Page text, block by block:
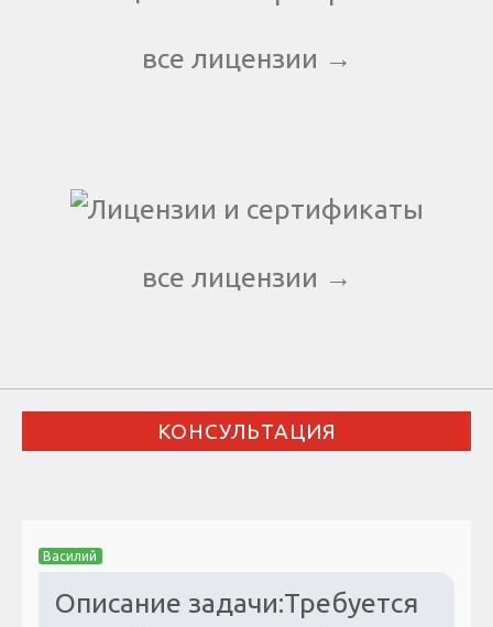
все лицензии →
все лицензии →
КОНСУЛЬТАЦИЯ
Василий
Описание задачи:Требуется